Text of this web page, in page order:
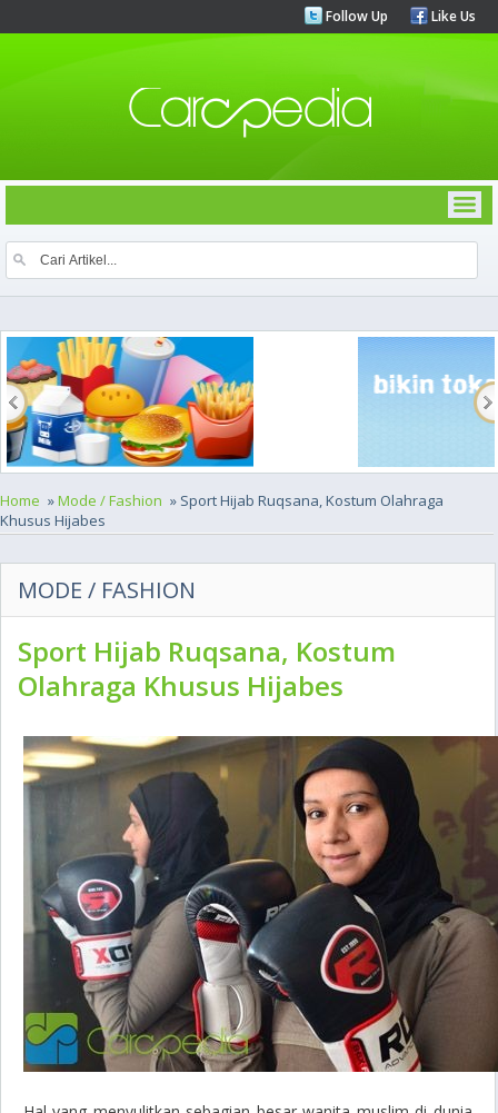
Follow Up Like Us
Home »Mode / Fashion » Sport Hijab Ruqsana, Kostum Olahraga
Khusus Hijabes
MODE / FASHION
Sport Hijab Ruqsana, Kostum
Olahraga Khusus Hijabes